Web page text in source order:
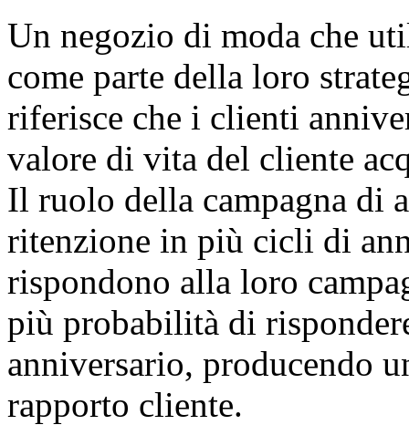
Un negozio di moda che
come parte della loro
riferisce che i clienti
valore di vita del cliente
Il ruolo della campagna di
ritenzione in più cicli di
rispondono alla loro
più probabilità di
anniversario, producendo
rapporto cliente.